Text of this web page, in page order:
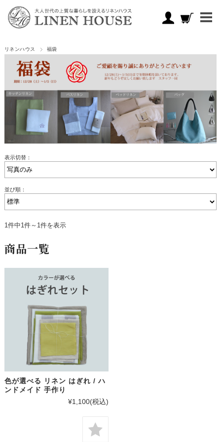
リネンハウス 福袋
表示切替：
並び順：
1件中1件～1件を表示
商品一覧
色が選べる リネン はぎれ / ハ
ンドメイド 手作り
¥1,100(税込)